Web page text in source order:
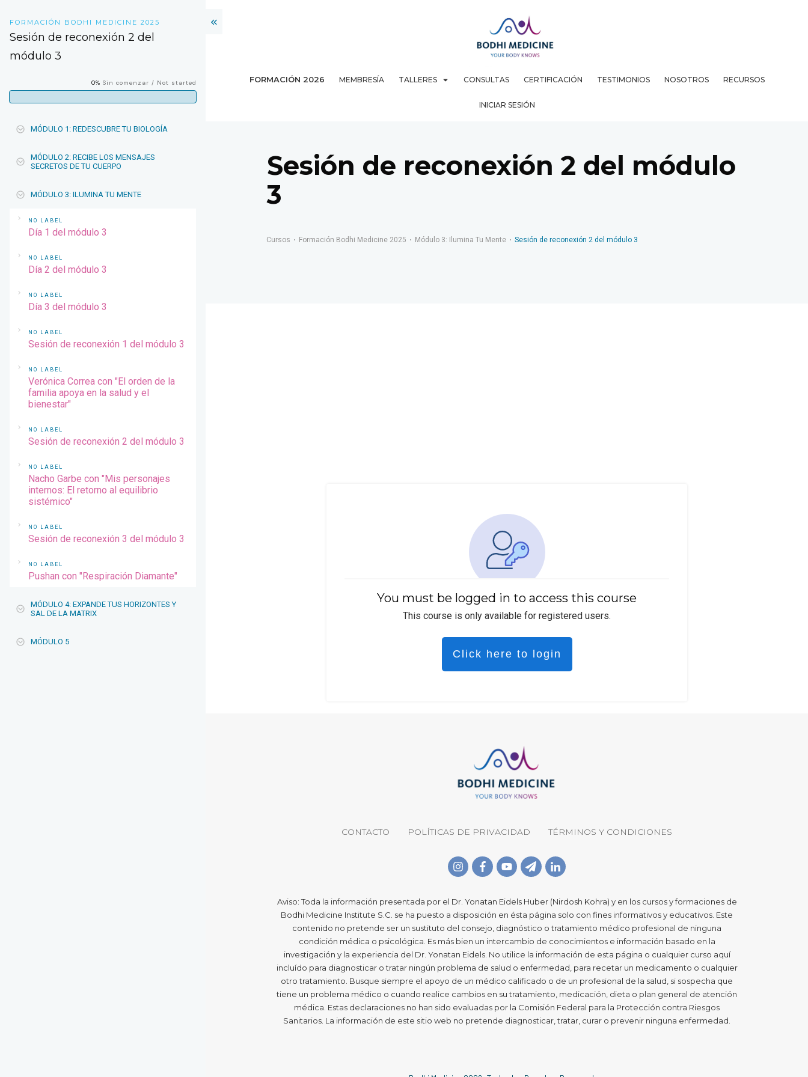
FORMACIÓN 2026 MEMBRESÍA TALLERES CONSULTAS CERTIFICACIÓN TESTIMONIOS NOSOTROS RECURSOS
INICIAR SESIÓN
Sesión de reconexión 2 del módulo
3
Cursos Formación Bodhi Medicine 2025 Módulo 3: Ilumina Tu Mente Sesión de reconexión 2 del módulo 3
You must be logged in to access this course
This course is only available for registered users.
Click here to login
CONTACTO POLÍTICAS DE PRIVACIDAD TÉRMINOS Y CONDICIONES
Aviso: Toda la información presentada por el Dr. Yonatan Eidels Huber (Nirdosh Kohra) y en los cursos y formaciones de
Bodhi Medicine Institute S.C. se ha puesto a disposición en ésta página solo con fines informativos y educativos. Este
contenido no pretende ser un sustituto del consejo, diagnóstico o tratamiento médico profesional de ninguna
condición médica o psicológica. Es más bien un intercambio de conocimientos e información basado en la
investigación y la experiencia del Dr. Yonatan Eidels. No utilice la información de esta página o cualquier curso aquí
incluído para diagnosticar o tratar ningún problema de salud o enfermedad, para recetar un medicamento o cualquier
otro tratamiento. Busque siempre el apoyo de un médico calificado o de un profesional de la salud, si sospecha que
tiene un problema médico o cuando realice cambios en su tratamiento, medicación, dieta o plan general de atención
médica. Estas declaraciones no han sido evaluadas por la Comisión Federal para la Protección contra Riesgos
Sanitarios. La información de este sitio web no pretende diagnosticar, tratar, curar o prevenir ninguna enfermedad.
FORMACIÓN BODHI MEDICINE 2025
Sesión de reconexión 2 del
módulo 3
0% Sin comenzar / Not started
MÓDULO 1: REDESCUBRE TU BIOLOGÍA
MÓDULO 2: RECIBE LOS MENSAJES
SECRETOS DE TU CUERPO
MÓDULO 3: ILUMINA TU MENTE
NO LABEL
Día 1 del módulo 3
NO LABEL
Día 2 del módulo 3
NO LABEL
Día 3 del módulo 3
NO LABEL
Sesión de reconexión 1 del módulo 3
NO LABEL
Verónica Correa con "El orden de la
familia apoya en la salud y el
bienestar"
NO LABEL
Sesión de reconexión 2 del módulo 3
NO LABEL
Nacho Garbe con "Mis personajes
internos: El retorno al equilibrio
sistémico"
NO LABEL
Sesión de reconexión 3 del módulo 3
NO LABEL
Pushan con "Respiración Diamante"
MÓDULO 4: EXPANDE TUS HORIZONTES Y
SAL DE LA MATRIX
MÓDULO 5